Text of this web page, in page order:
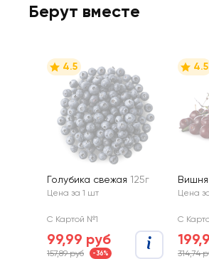
Берут вместе
4.5
Голубика свежая 125г
Цена за 1 шт
С Картой №1
99,99 руб
157,89 руб -36%
4.5
Вишня
Цена
С
314,74